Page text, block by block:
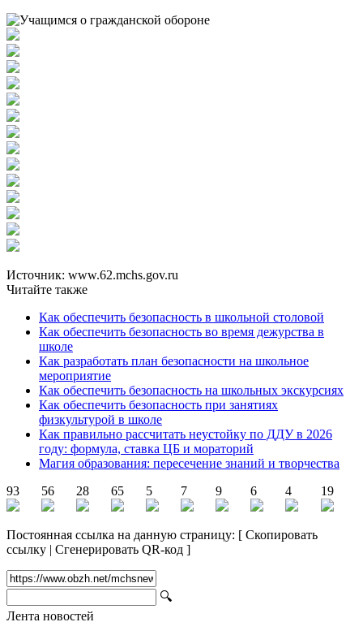
Источник: www.62.mchs.gov.ru
Читайте также
Как обеспечить безопасность в школьной столовой
Как обеспечить безопасность во время дежурства в
школе
Как разработать план безопасности на школьное
мероприятие
Как обеспечить безопасность на школьных экскурсиях
Как обеспечить безопасность при занятиях
физкультурой в школе
Как правильно рассчитать неустойку по ДДУ в 2026
году: формула, ставка ЦБ и мораторий
Магия образования: пересечение знаний и творчества
93
56 28 65 5 7 9 6 4 19
Постоянная ссылка на данную страницу: [ Скопировать
ссылку | Сгенерировать QR-код ]
🔍
Лента новостей